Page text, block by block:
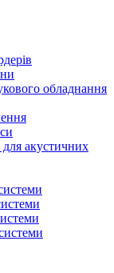
обладнання
для акустичних